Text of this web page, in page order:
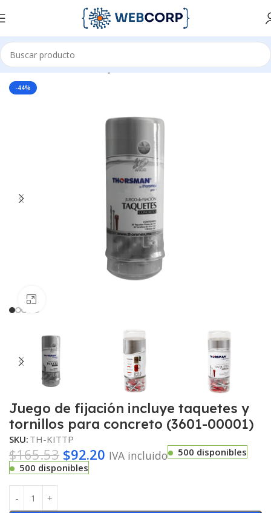
Inicio CANALIZACIÓN FIJACIÓN
-44%
Juego de fijación incluye taquetes y
tornillos para concreto (3601-00001)
SKU: TH-KITTP
$165.53 $92.20 IVA incluido
500 disponibles
500 disponibles